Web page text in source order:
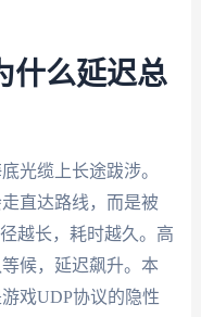
什么延迟总
光缆上长途跋涉。
直达路线，而是被
越长，耗时越久。高
候，延迟飙升。本
戏UDP协议的隐性